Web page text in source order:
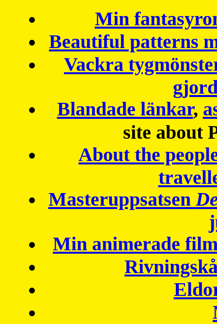
Min
Beautiful patterns
Vackra
Blandade länkar,
site about
About the
Masteruppsatsen
Min animerade